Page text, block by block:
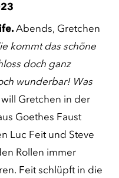
Abends, Gretchen
kommt das schöne
doch ganz
wunderbar! Was
will Gretchen in der
Goethes Faust
Luc Feit und Steve
Rollen immer
Feit schlüpft in die